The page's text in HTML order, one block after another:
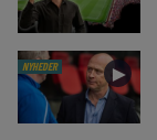
NYHEDER ►